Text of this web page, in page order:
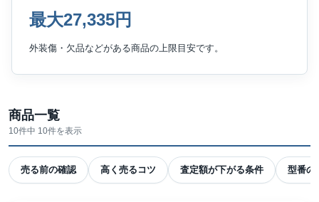
最大27,335円
外装傷・欠品などがある商品の上限目安です。
商品一覧
10件中 10件を表示
売る前の確認 高く売るコツ 査定額が下がる条件 型番の